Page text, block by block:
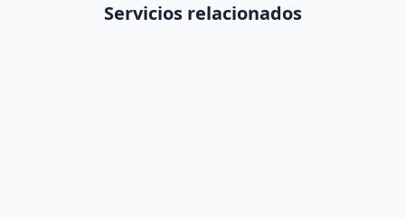
Servicios relacionados